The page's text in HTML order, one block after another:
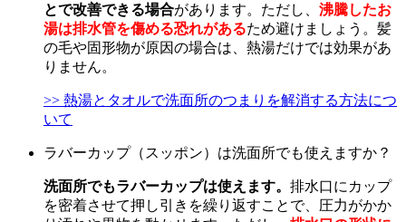
とで改善できる場合があります。ただし、 沸騰したお
湯は排水管を傷める恐れがあるため避けましょう。髪
の毛や固形物が原因の場合は、熱湯だけでは効果があ
りません。
>> 熱湯とタオルで洗面所のつまりを解消する方法につ
いて
ラバーカップ（スッポン）は洗面所でも使えますか？
洗面所でもラバーカップは使えます。 排水口にカップ
を密着させて押し引きを繰り返すことで、圧力がかか